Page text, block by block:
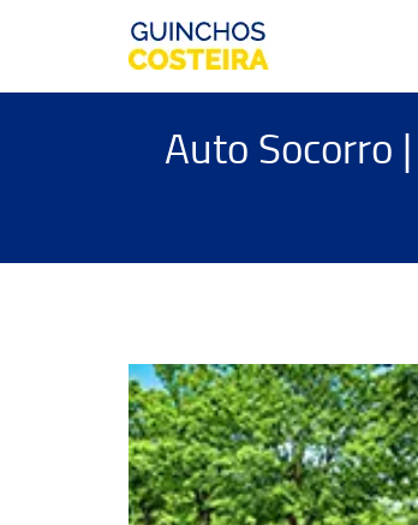
Auto Socorro |